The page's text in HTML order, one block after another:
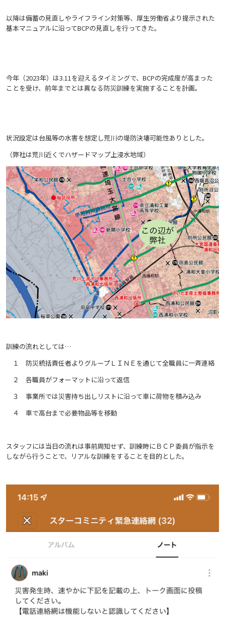
以降は備蓄の見直しやライフライン対策等、厚生労働省より提示された
基本マニュアルに沿ってBCPの見直しを行ってきた。
今年（2023年）は3.11を迎えるタイミングで、BCPの完成度が高まった
ことを受け、前年までとは異なる防災訓練を実施することを計画。
状況設定は台風等の水害を想定し荒川の堤防決壊可能性ありとした。
（弊社は荒川近くでハザードマップ上浸水地域）
訓練の流れとしては…
１ 防災統括責任者よりグループＬＩＮＥを通じて全職員に一斉連絡
２ 各職員がフォーマットに沿って返信
３ 事業所では災害持ち出しリストに沿って車に荷物を積み込み
４ 車で高台まで必要物品等を移動
スタッフには当日の流れは事前周知せず、訓練時にＢＣＰ委員が指示を
しながら行うことで、リアルな訓練をすることを目的とした。